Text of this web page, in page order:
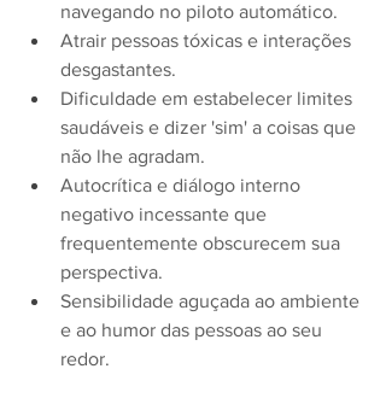
navegando no piloto automático.
Atrair pessoas tóxicas e interações
desgastantes.
Dificuldade em estabelecer limites
saudáveis ​​e dizer 'sim' a coisas que
não lhe agradam.
Autocrítica e diálogo interno
negativo incessante que
frequentemente obscurecem sua
perspectiva.
Sensibilidade aguçada ao ambiente
e ao humor das pessoas ao seu
redor.